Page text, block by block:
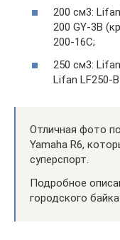
200 см3:
200 GY-3B
200-16C;
250 см3:
Lifan LF250-B
Отличная фото
Yamaha R6,
суперспорт.
Подробное
городского